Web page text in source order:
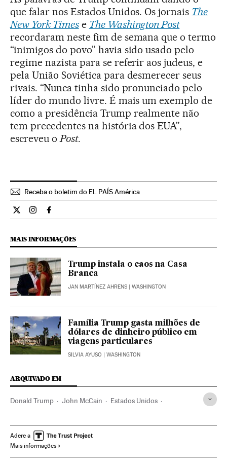
que falar nos Estados Unidos. Os jornais The
New York Timese The Washington Post
recordaram neste fim de semana que o termo
“inimigos do povo” havia sido usado pelo
regime nazista para se referir aos judeus, e
pela União Soviética para desmerecer seus
rivais. “Nunca tinha sido pronunciado pelo
líder do mundo livre. É mais um exemplo de
como a presidência Trump realmente não
tem precedentes na história dos EUA”,
escreveu o Post.
Receba o boletim do EL PAÍS América
Internacional El País Brasil en Twitter
Internacional El País Brasil en Instagram
Internacional El País Brasil en Facebook
MAIS INFORMAÇÕES
Trump instala o caos na Casa
Branca
JAN MARTÍNEZ AHRENS | WASHINGTON
Família Trump gasta milhões de
dólares de dinheiro público em
viagens particulares
SILVIA AYUSO | WASHINGTON
ARQUIVADO EM
Donald Trump John McCain Estados Unidos
América Latina América
Comunicação
Adere a
Mais informações